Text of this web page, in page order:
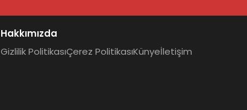
Hakkımızda
Gizlilik PolitikasıÇerez PolitikasıKünyeİletişim